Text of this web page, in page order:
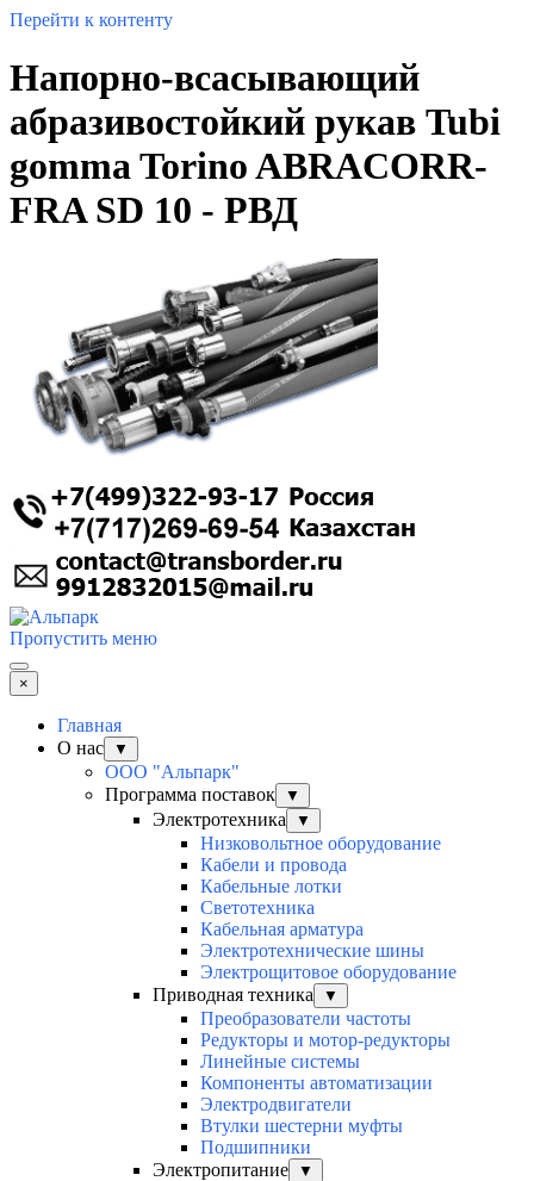
Перейти к контенту
Напорно-всасывающий
абразивостойкий рукав Tubi
gomma Torino ABRACORR-
FRA SD 10 - РВД
Пропустить меню
×
Главная
О нас
▼
ООО "Альпарк"
Программа поставок
▼
Электротехника ▼
Низковольтное оборудование
Кабели и провода
Кабельные лотки
Светотехника
Кабельная арматура
Электротехнические шины
Электрощитовое оборудование
Приводная техника
▼
Преобразователи частоты
Редукторы и мотор-редукторы
Линейные системы
Компоненты автоматизации
Электродвигатели
Втулки шестерни муфты
Подшипники
Электропитание
▼